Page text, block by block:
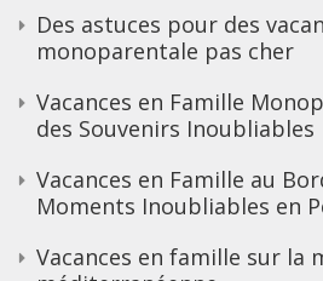
Des astuces pour des
monoparentale pas cher
Vacances en Famille
des Souvenirs Inoubliables
Vacances en Famille au
Moments Inoubliables en
Vacances en famille sur la